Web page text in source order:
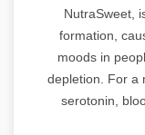
NutraSweet,
formation,
moods in
depletion. For a
serotonin,